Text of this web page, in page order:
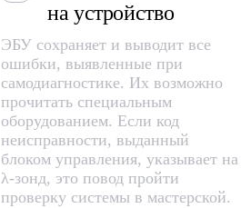
на устройство
ЭБУ сохраняет и выводит все
ошибки, выявленные при
самодиагностике. Их возможно
прочитать специальным
оборудованием. Если код
неисправности, выданный
блоком управления, указывает на
λ-зонд, это повод пройти
проверку системы в мастерской.